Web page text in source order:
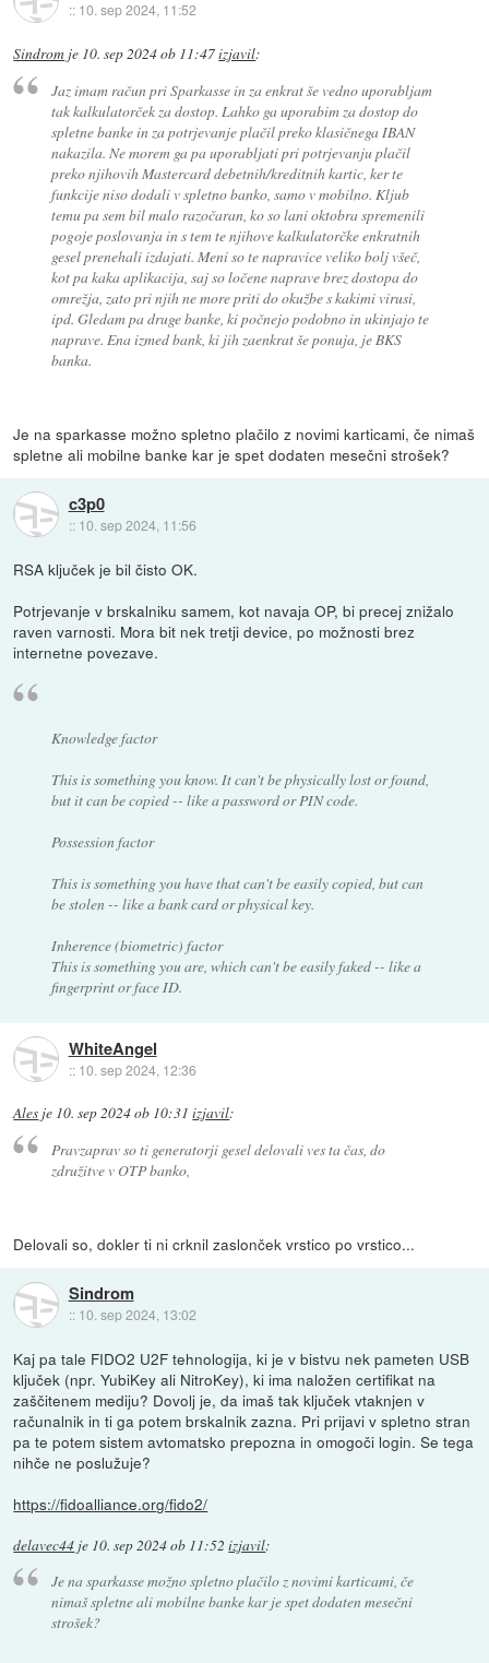
:: 10. sep 2024, 11:52
Sindrom je 10. sep 2024 ob 11:47izjavil:
Jaz imam račun pri Sparkasse in za enkrat še vedno uporabljam
tak kalkulatorček za dostop. Lahko ga uporabim za dostop do
spletne banke in za potrjevanje plačil preko klasičnega IBAN
nakazila. Ne morem ga pa uporabljati pri potrjevanju plačil
preko njihovih Mastercard debetnih/kreditnih kartic, ker te
funkcije niso dodali v spletno banko, samo v mobilno. Kljub
temu pa sem bil malo razočaran, ko so lani oktobra spremenili
pogoje poslovanja in s tem te njihove kalkulatorčke enkratnih
gesel prenehali izdajati. Meni so te napravice veliko bolj všeč,
kot pa kaka aplikacija, saj so ločene naprave brez dostopa do
omrežja, zato pri njih ne more priti do okužbe s kakimi virusi,
ipd. Gledam pa druge banke, ki počnejo podobno in ukinjajo te
naprave. Ena izmed bank, ki jih zaenkrat še ponuja, je BKS
banka.
Je na sparkasse možno spletno plačilo z novimi karticami, če nimaš
spletne ali mobilne banke kar je spet dodaten mesečni strošek?
c3p0
:: 10. sep 2024, 11:56
RSA ključek je bil čisto OK.
Potrjevanje v brskalniku samem, kot navaja OP, bi precej znižalo
raven varnosti. Mora bit nek tretji device, po možnosti brez
internetne povezave.
Knowledge factor
This is something you know. It can't be physically lost or found,
but it can be copied -- like a password or PIN code.
Possession factor
This is something you have that can't be easily copied, but can
be stolen -- like a bank card or physical key.
Inherence (biometric) factor
This is something you are, which can't be easily faked -- like a
fingerprint or face ID.
WhiteAngel
:: 10. sep 2024, 12:36
Ales je 10. sep 2024 ob 10:31 izjavil:
Pravzaprav so ti generatorji gesel delovali ves ta čas, do
združitve v OTP banko,
Delovali so, dokler ti ni crknil zaslonček vrstico po vrstico...
Sindrom
:: 10. sep 2024, 13:02
Kaj pa tale FIDO2 U2F tehnologija, ki je v bistvu nek pameten USB
ključek (npr. YubiKey ali NitroKey), ki ima naložen certifikat na
zaščitenem mediju? Dovolj je, da imaš tak ključek vtaknjen v
računalnik in ti ga potem brskalnik zazna. Pri prijavi v spletno stran
pa te potem sistem avtomatsko prepozna in omogoči login. Se tega
nihče ne poslužuje?
https://fidoalliance.org/fido2/
delavec44 je 10. sep 2024 ob 11:52 izjavil:
Je na sparkasse možno spletno plačilo z novimi karticami, če
nimaš spletne ali mobilne banke kar je spet dodaten mesečni
strošek?